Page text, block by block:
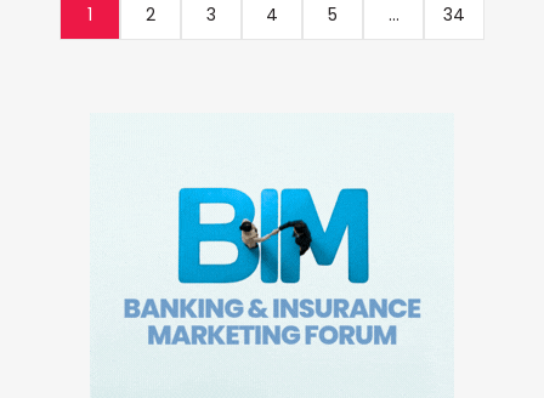
1 2 3 4 5 ... 34